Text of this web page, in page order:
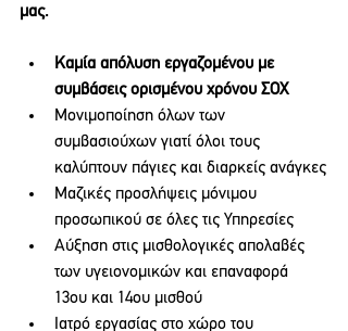
μας.
Καμία απόλυση εργαζομένου με
συμβάσεις ορισμένου χρόνου ΣΟΧ
Μονιμοποίηση όλων των
συμβασιούχων γιατί όλοι τους
καλύπτουν πάγιες και διαρκείς ανάγκες
Μαζικές προσλήψεις μόνιμου
προσωπικού σε όλες τις Υπηρεσίες
Αύξηση στις μισθολογικές απολαβές
των υγειονομικών και επαναφορά
13ου και 14ου μισθού
Ιατρό εργασίας στο χώρο του